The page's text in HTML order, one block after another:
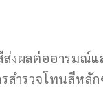
ลต่ออารมณ์แ
สำรวจโทนสี